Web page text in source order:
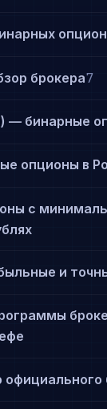
брокера7
— бинарные
опционы в
с
и